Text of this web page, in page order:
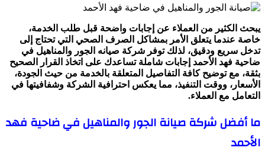
يبحث الكثير من العملاء عن إجابات واضحة قبل طلب الخدمة،
خاصة عندما يتعلق الأمر بمشاكل الصرف الصحي التي تحتاج إلى
تدخل سريع ودقيق، لذلك توفر شركة صيانه الجور والمناهيل في
ضاحية فهد الأحمد إجابات شاملة تساعدك على اتخاذ القرار الصحيح
بثقة، مع توضيح كافة التفاصيل المتعلقة بالخدمة من حيث الجودة،
الأسعار، ووقت التنفيذ، مما يعكس احترافية الشركة وشفافيتها في
التعامل مع العملاء.
ما أفضل شركة صيانة الجور والمناهيل في ضاحية فهد
الأحمد